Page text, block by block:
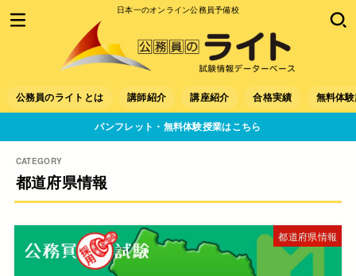
日本一のオンライン公務員予備校
公務員のライトとは 講師紹介 講座紹介 合格実績 無料体
パンフレット・無料体験授業はこちら
都道府県情報
都道府県情報